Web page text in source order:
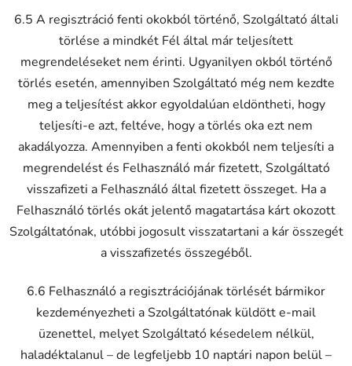
6.5 A regisztráció fenti okokból történő, Szolgáltató általi
törlése a mindkét Fél által már teljesített
megrendeléseket nem érinti. Ugyanilyen okból történő
törlés esetén, amennyiben Szolgáltató még nem kezdte
meg a teljesítést akkor egyoldalúan eldöntheti, hogy
teljesíti-e azt, feltéve, hogy a törlés oka ezt nem
akadályozza. Amennyiben a fenti okokból nem teljesíti a
megrendelést és Felhasználó már fizetett, Szolgáltató
visszafizeti a Felhasználó által fizetett összeget. Ha a
Felhasználó törlés okát jelentő magatartása kárt okozott
Szolgáltatónak, utóbbi jogosult visszatartani a kár összegét
a visszafizetés összegéből.
6.6 Felhasználó a regisztrációjának törlését bármikor
kezdeményezheti a Szolgáltatónak küldött e-mail
üzenettel, melyet Szolgáltató késedelem nélkül,
haladéktalanul – de legfeljebb 10 naptári napon belül –